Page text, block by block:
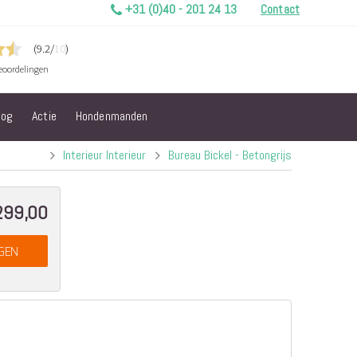
+31 (0)40 - 201 24 13 Contact
Actie Hondenmanden
Interieur Interieur Bureau Bickel - Betongrijs